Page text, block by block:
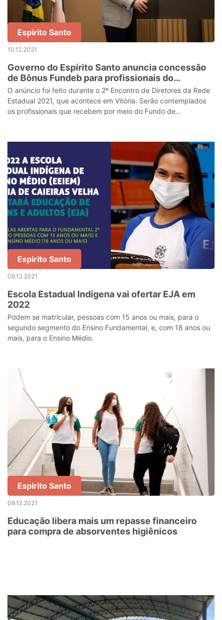
Espirito Santo
10.12.2021
Governo do Espírito Santo anuncia concessão
de Bônus Fundeb para profissionais do
magistério
O anúncio foi feito durante o 2º Encontro de Diretores da Rede
Estadual 2021, que acontece em Vitória. Serão contemplados
os profissionais que recebem por meio do Fundo de
Espirito Santo
09.12.2021
Escola Estadual Indígena vai ofertar EJA em
2022
Podem se matricular, pessoas com 15 anos ou mais, para o
segundo segmento do Ensino Fundamental, e, com 18 anos ou
mais, para o Ensino Médio.
Espirito Santo
09.12.2021
Educação libera mais um repasse financeiro
para compra de absorventes higiênicos